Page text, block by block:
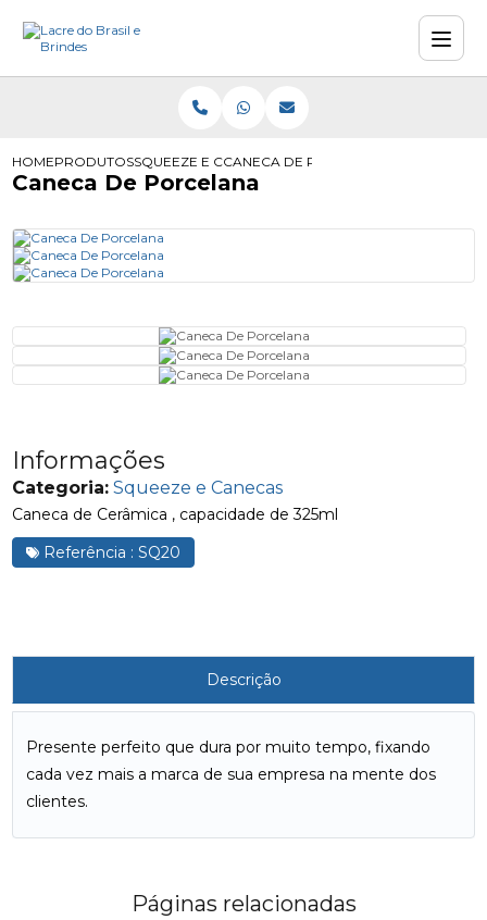
HOMEPRODUTOSSQUEEZE E CANECASCANECA DE PORCELANA
Caneca De Porcelana
Informações
Categoria: Squeeze e Canecas
Caneca de Cerâmica , capacidade de 325ml
Referência : SQ20
Descrição
Presente perfeito que dura por muito tempo, fixando
cada vez mais a marca de sua empresa na mente dos
clientes.
Páginas relacionadas